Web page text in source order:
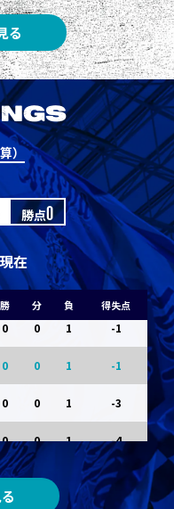
る
）
勝点0
在
勝 分 負 得失点
1 0 1
0 1 0 0
0 1 0
0 0 1 -1
0 1 -1
0 1 -1
0 1 -1
0 0 1 -1
0 0 1 -1
0 0 1 -1
0 0 1 -3
0 0 1 -4